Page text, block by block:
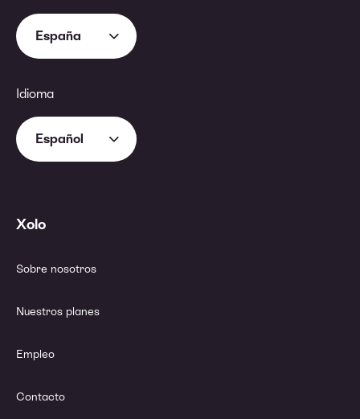
España
Idioma
Español
Xolo
Sobre nosotros
Nuestros planes
Empleo
Contacto